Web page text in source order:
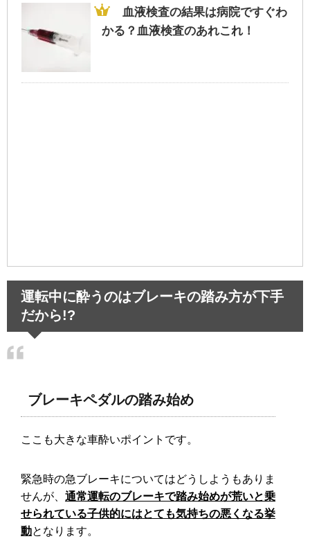
血液検査の結果は病院ですぐわ
かる？血液検査のあれこれ！
運転中に酔うのはブレーキの踏み方が下手
だから!?
ブレーキペダルの踏み始め
ここも大きな車酔いポイントです。
緊急時の急ブレーキについてはどうしようもありま
せんが、 通常運転のブレーキで踏み始めが荒いと乗
せられている子供的にはとても気持ちの悪くなる挙
動となります。